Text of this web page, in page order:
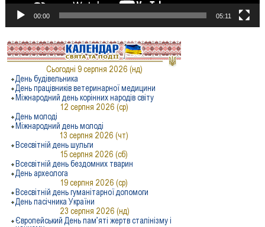
00:00 05:11